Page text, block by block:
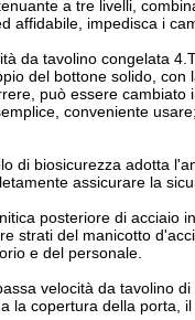
a tre livelli,
affidabile, impedisca i
da tavolino congelata
del bottone solido,
può essere
conveniente
di biosicurezza adotta
assicurare la
posteriore di acciaio
strati del manicotto
e del personale.
velocità da tavolino
la copertura della porta,